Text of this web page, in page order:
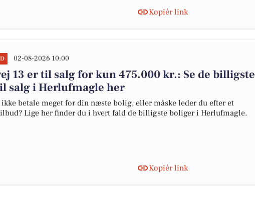
Kopiér link
02-08-2026 10:00
13 er til salg for kun 475.000 kr.: Se de billigste
salg i Herlufmagle her
betale meget for din næste bolig, eller måske leder du efter et
Lige her finder du i hvert fald de billigste boliger i Herlufmagle.
Kopiér link